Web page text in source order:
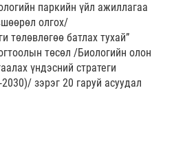
паркийн үйл ажиллагаа
олгох/
төлөвлөгөө батлах тухай”
төсөл /Биологийн олон
үндэсний стратеги
зэрэг 20 гаруй асуудал